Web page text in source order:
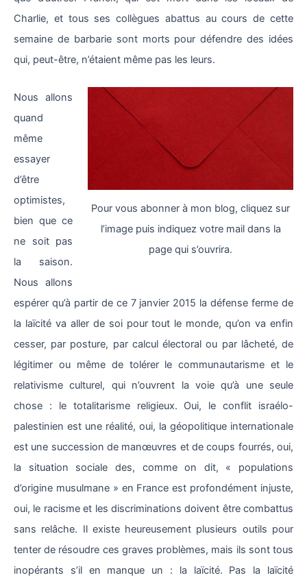
Charlie, et tous ses collègues abattus au cours de cette
semaine de barbarie sont morts pour défendre des idées
qui, peut-être, n’étaient même pas les leurs.
Pour vous abonner à mon blog, cliquez sur
l’image puis indiquez votre mail dans la
page qui s’ouvrira.
Nous allons
quand
même
essayer
d’être
optimistes,
bien que ce
ne soit pas
la saison.
Nous allons
espérer qu’à partir de ce 7 janvier 2015 la défense ferme de
la laïcité va aller de soi pour tout le monde, qu’on va enfin
cesser, par posture, par calcul électoral ou par lâcheté, de
légitimer ou même de tolérer le communautarisme et le
relativisme culturel, qui n’ouvrent la voie qu’à une seule
chose : le totalitarisme religieux. Oui, le conflit israélo-
palestinien est une réalité, oui, la géopolitique internationale
est une succession de manœuvres et de coups fourrés, oui,
la situation sociale des, comme on dit, « populations
d’origine musulmane » en France est profondément injuste,
oui, le racisme et les discriminations doivent être combattus
sans relâche. Il existe heureusement plusieurs outils pour
tenter de résoudre ces graves problèmes, mais ils sont tous
inopérants s’il en manque un : la laïcité. Pas la laïcité